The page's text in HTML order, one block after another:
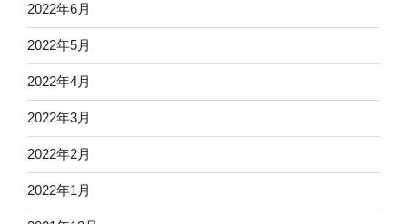
2022年6月
2022年5月
2022年4月
2022年3月
2022年2月
2022年1月